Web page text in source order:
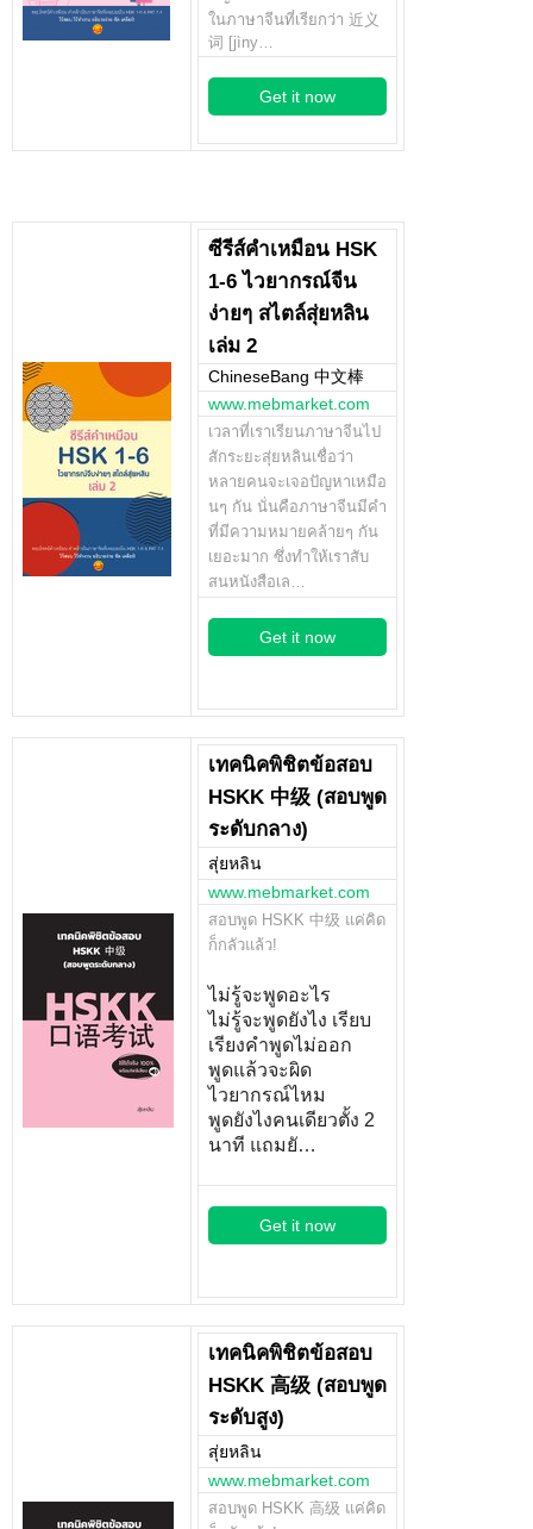
ในภาษาจีนที่เรียกว่า 近义
词 [jìny…
Get it now
ซีรีส์คำเหมือน HSK
1-6 ไวยากรณ์จีน
ง่ายๆ สไตล์สุ่ยหลิน
เล่ม 2
ChineseBang 中文棒
www.mebmarket.com
เวลาที่เราเรียนภาษาจีนไป
สักระยะสุ่ยหลินเชื่อว่า
หลายคนจะเจอปัญหาเหมือ
นๆ กัน นั่นคือภาษาจีนมีคำ
ที่มีความหมายคล้ายๆ กัน
เยอะมาก ซึ่งทำให้เราสับ
สนหนังสือเล…
Get it now
เทคนิคพิชิตข้อสอบ
HSKK 中级 (สอบพูด
ระดับกลาง)
สุ่ยหลิน
www.mebmarket.com
สอบพูด HSKK 中级 แค่คิด
ก็กลัวแล้ว!
ไม่รู้จะพูดอะไร
ไม่รู้จะพูดยังไง เรียบ
เรียงคำพูดไม่ออก
พูดแล้วจะผิด
ไวยากรณ์ไหม
พูดยังไงคนเดียวตั้ง 2
นาที แถมยั…
Get it now
เทคนิคพิชิตข้อสอบ
HSKK 高级 (สอบพูด
ระดับสูง)
สุ่ยหลิน
www.mebmarket.com
สอบพูด HSKK 高级 แค่คิด